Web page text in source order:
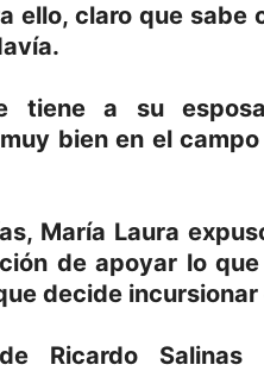
ello, claro que sabe
tiene a su
bien en el
María Laura
de apoyar lo
decide
Ricardo